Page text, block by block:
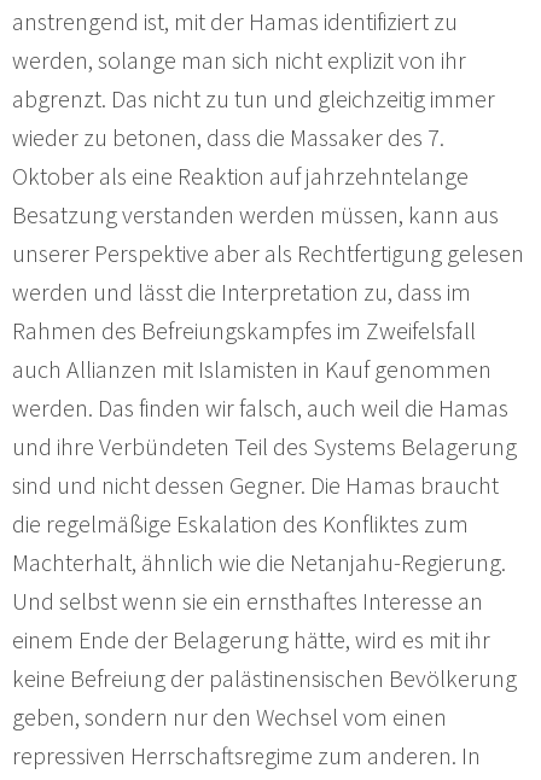
anstrengend ist, mit der Hamas identifiziert zu
werden, solange man sich nicht explizit von ihr
abgrenzt. Das nicht zu tun und gleichzeitig immer
wieder zu betonen, dass die Massaker des 7.
Oktober als eine Reaktion auf jahrzehntelange
Besatzung verstanden werden müssen, kann aus
unserer Perspektive aber als Rechtfertigung gelesen
werden und lässt die Interpretation zu, dass im
Rahmen des Befreiungskampfes im Zweifelsfall
auch Allianzen mit Islamisten in Kauf genommen
werden. Das finden wir falsch, auch weil die Hamas
und ihre Verbündeten Teil des Systems Belagerung
sind und nicht dessen Gegner. Die Hamas braucht
die regelmäßige Eskalation des Konfliktes zum
Machterhalt, ähnlich wie die Netanjahu-Regierung.
Und selbst wenn sie ein ernsthaftes Interesse an
einem Ende der Belagerung hätte, wird es mit ihr
keine Befreiung der palästinensischen Bevölkerung
geben, sondern nur den Wechsel vom einen
repressiven Herrschaftsregime zum anderen. In